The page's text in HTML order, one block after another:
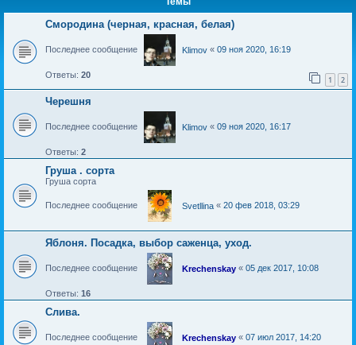
Смородина (черная, красная, белая)
Последнее сообщение Klimov « 09 ноя 2020, 16:19
Ответы: 20 1 2
Черешня
Последнее сообщение Klimov « 09 ноя 2020, 16:17
Ответы: 2
Груша . сорта
Груша сорта
Последнее сообщение Svetllina « 20 фев 2018, 03:29
Яблоня. Посадка, выбор саженца, уход.
Последнее сообщение Krechenskay « 05 дек 2017, 10:08
Ответы: 16
Слива.
Последнее сообщение Krechenskay « 07 июл 2017, 14:20